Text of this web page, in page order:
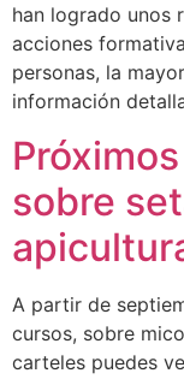
han logrado unos
acciones
personas, la
información
sobre
A partir de
cursos, sobre
carteles puedes